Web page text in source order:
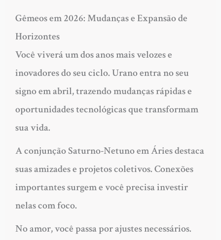
Gêmeos em 2026: Mudanças e Expansão de
Horizontes
Você viverá um dos anos mais velozes e
inovadores do seu ciclo. Urano entra no seu
signo em abril, trazendo mudanças rápidas e
oportunidades tecnológicas que transformam
sua vida.
A conjunção Saturno-Netuno em Áries destaca
suas amizades e projetos coletivos. Conexões
importantes surgem e você precisa investir
nelas com foco.
No amor, você passa por ajustes necessários.